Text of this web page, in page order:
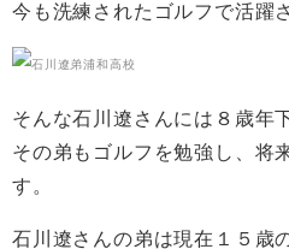
今も洗練されたゴルフで活躍
そんな石川遼さんには８歳年
その弟もゴルフを勉強し、将
す。
石川遼さんの弟は現在１５歳